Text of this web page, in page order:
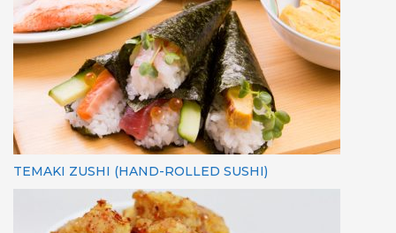
TEMAKI ZUSHI (HAND-ROLLED SUSHI)